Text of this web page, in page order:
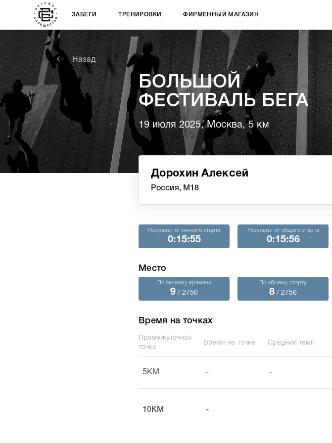
ЗАБЕГИ ТРЕНИРОВКИ ФИРМЕННЫЙ МАГАЗИН
Назад
БОЛЬШОЙ
ФЕСТИВАЛЬ БЕГА
19 июля 2025, Москва, 5 км
Дорохин Алексей
Россия, М18
Результат от личного старта
0:15:55
Результат от общего старта
0:15:56
Место
По личному времени
9 / 2756
По общему старту
8 / 2756
Время на точках
Промежуточная
точка
Время на точке Средний темп
5KM - -
10KM -